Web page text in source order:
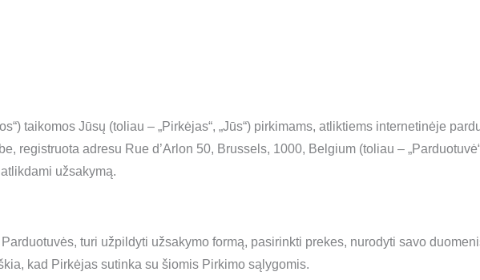
taikomos Jūsų (toliau – „Pirkėjas“, „Jūs“) pirkimams, atliktiems internetinėje
registruota adresu Rue d’Arlon 50, Brussels, 1000, Belgium (toliau –
užsakymą.
turi užpildyti užsakymo formą, pasirinkti prekes, nurodyti savo
kad Pirkėjas sutinka su šiomis Pirkimo sąlygomis.